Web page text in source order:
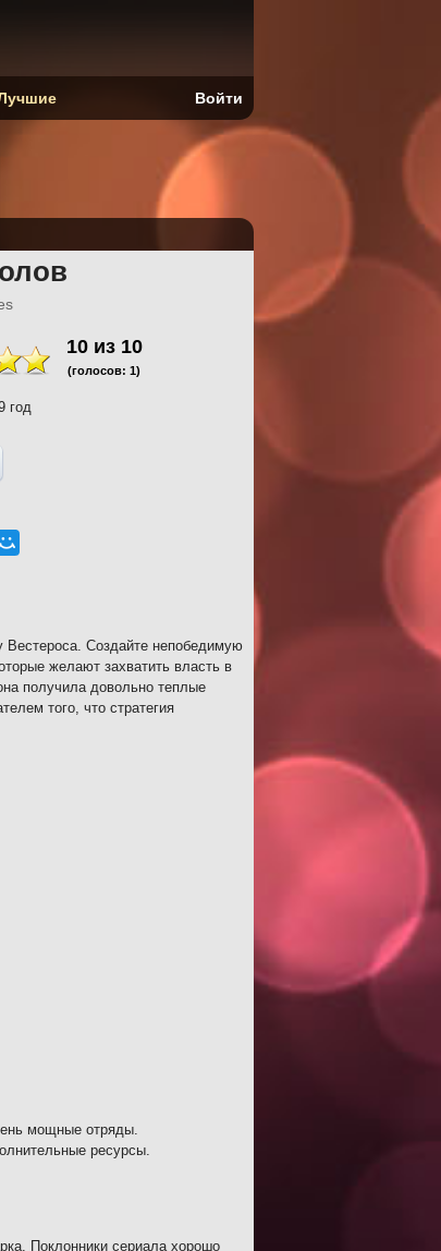
10из 10
(голосов: 1)
год
Вестероса. Создайте непобедимую
желают захватить власть в
получила довольно теплые
того, что стратегия
мощные отряды.
ресурсы.
Поклонники сериала хорошо
Войти